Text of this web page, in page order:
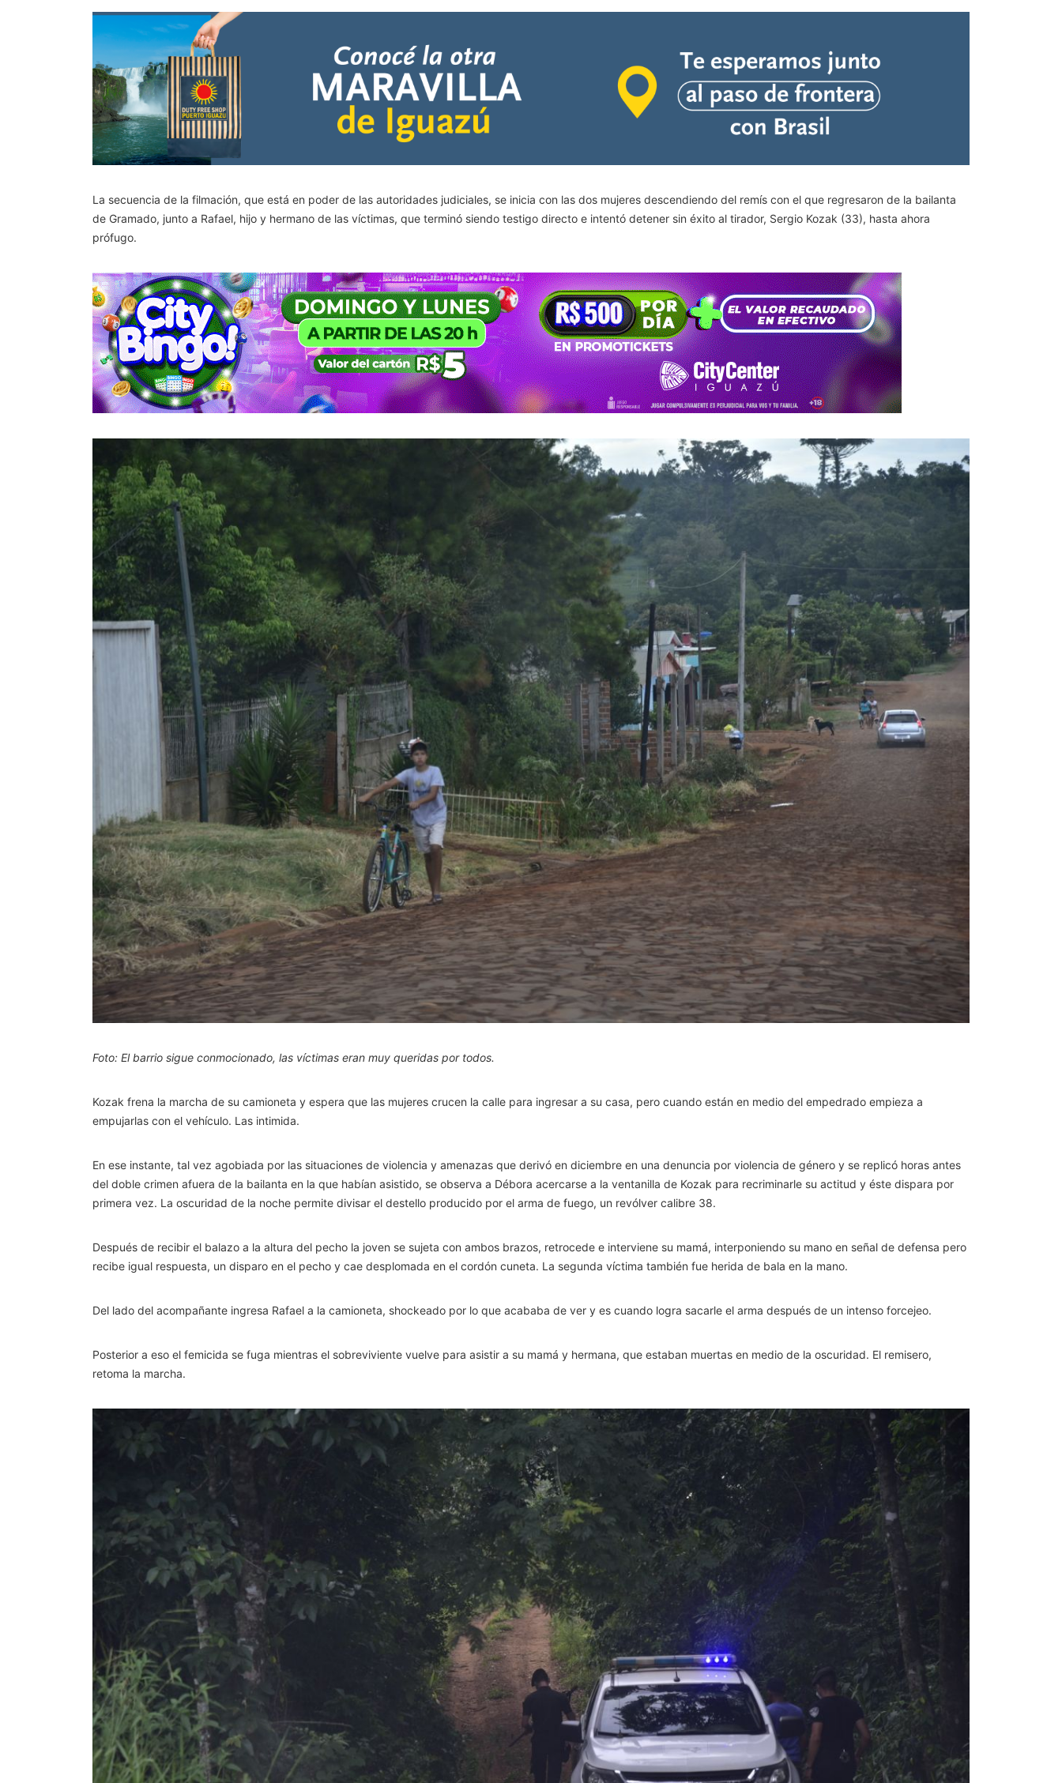
La secuencia de la filmación, que está en poder de las autoridades judiciales, se inicia con las dos mujeres descendiendo del remís con el que regresaron de la bailanta
de Gramado, junto a Rafael, hijo y hermano de las víctimas, que terminó siendo testigo directo e intentó detener sin éxito al tirador, Sergio Kozak (33), hasta ahora
prófugo.
Foto: El barrio sigue conmocionado, las víctimas eran muy queridas por todos.
Kozak frena la marcha de su camioneta y espera que las mujeres crucen la calle para ingresar a su casa, pero cuando están en medio del empedrado empieza a
empujarlas con el vehículo. Las intimida.
En ese instante, tal vez agobiada por las situaciones de violencia y amenazas que derivó en diciembre en una denuncia por violencia de género y se replicó horas antes
del doble crimen afuera de la bailanta en la que habían asistido, se observa a Débora acercarse a la ventanilla de Kozak para recriminarle su actitud y éste dispara por
primera vez. La oscuridad de la noche permite divisar el destello producido por el arma de fuego, un revólver calibre 38.
Después de recibir el balazo a la altura del pecho la joven se sujeta con ambos brazos, retrocede e interviene su mamá, interponiendo su mano en señal de defensa pero
recibe igual respuesta, un disparo en el pecho y cae desplomada en el cordón cuneta. La segunda víctima también fue herida de bala en la mano.
Del lado del acompañante ingresa Rafael a la camioneta, shockeado por lo que acababa de ver y es cuando logra sacarle el arma después de un intenso forcejeo.
Posterior a eso el femicida se fuga mientras el sobreviviente vuelve para asistir a su mamá y hermana, que estaban muertas en medio de la oscuridad. El remisero,
retoma la marcha.